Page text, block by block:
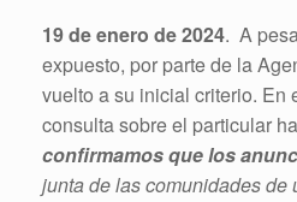
19 de enero de 2024. A
expuesto, por parte de la
vuelto a su inicial criterio. En
consulta sobre el particular
confirmamos que los
junta de las comunidades de